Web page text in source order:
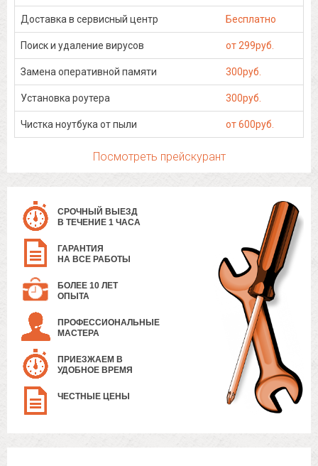
Доставка в сервисный центр Бесплатно
Поиск и удаление вирусов от 299руб.
Замена оперативной памяти 300руб.
Установка роутера 300руб.
Чистка ноутбука от пыли от 600руб.
Посмотреть прейскурант
СРОЧНЫЙ ВЫЕЗД
В ТЕЧЕНИЕ 1 ЧАСА
ГАРАНТИЯ
НА ВСЕ РАБОТЫ
БОЛЕЕ 10 ЛЕТ
ОПЫТА
ПРОФЕССИОНАЛЬНЫЕ
МАСТЕРА
ПРИЕЗЖАЕМ В
УДОБНОЕ ВРЕМЯ
ЧЕСТНЫЕ ЦЕНЫ